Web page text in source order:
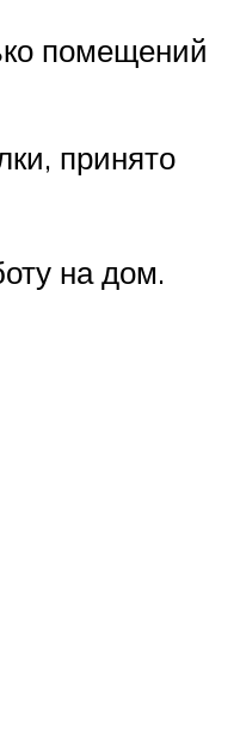
помещений
принято
на дом.